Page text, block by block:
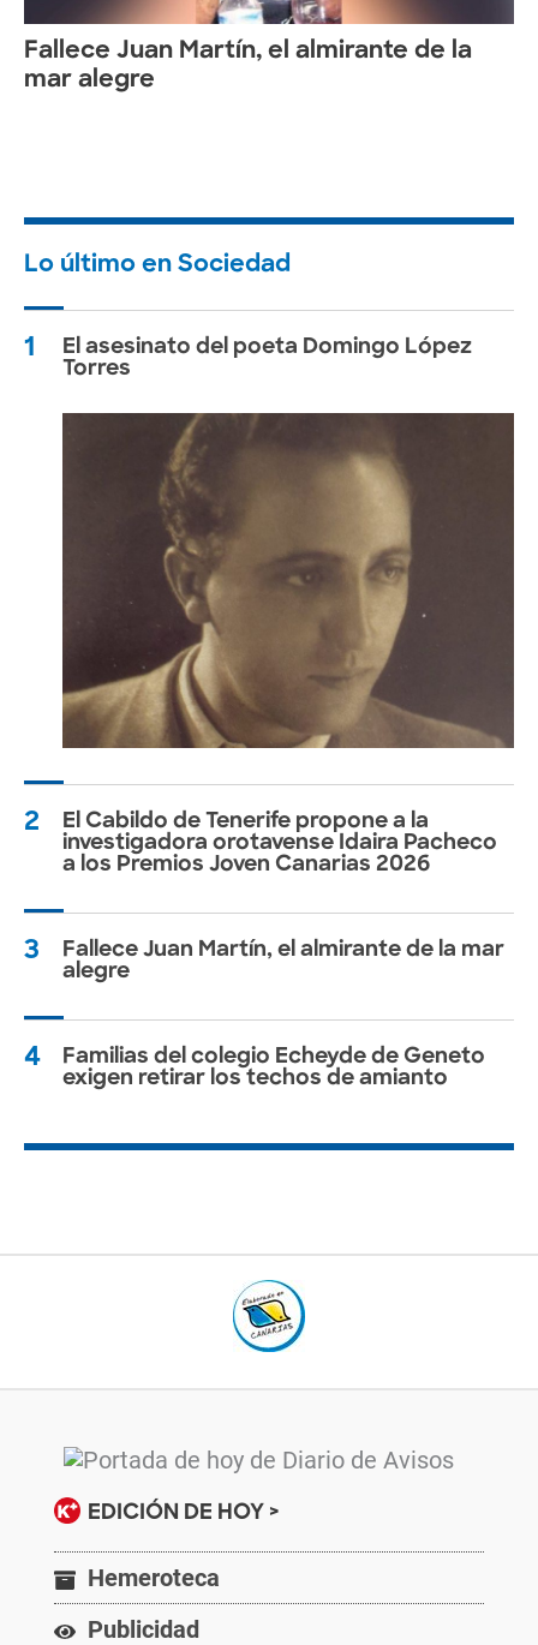
Fallece Juan Martín, el almirante de la
mar alegre
Lo último en Sociedad
1
El asesinato del poeta Domingo López
Torres
2
El Cabildo de Tenerife propone a la
investigadora orotavense Idaira Pacheco
a los Premios Joven Canarias 2026
3
Fallece Juan Martín, el almirante de la mar
alegre
4
Familias del colegio Echeyde de Geneto
exigen retirar los techos de amianto
EDICIÓN DE HOY >
Hemeroteca
Publicidad